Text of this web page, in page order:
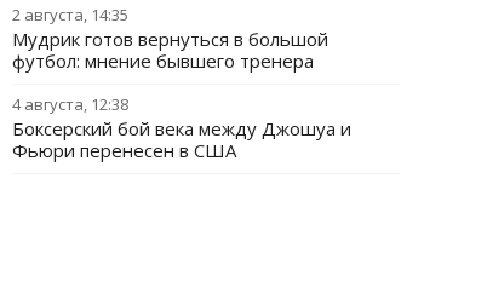
2 августа, 14:35
Мудрик готов вернуться в большой
футбол: мнение бывшего тренера
4 августа, 12:38
Боксерский бой века между Джошуа и
Фьюри перенесен в США